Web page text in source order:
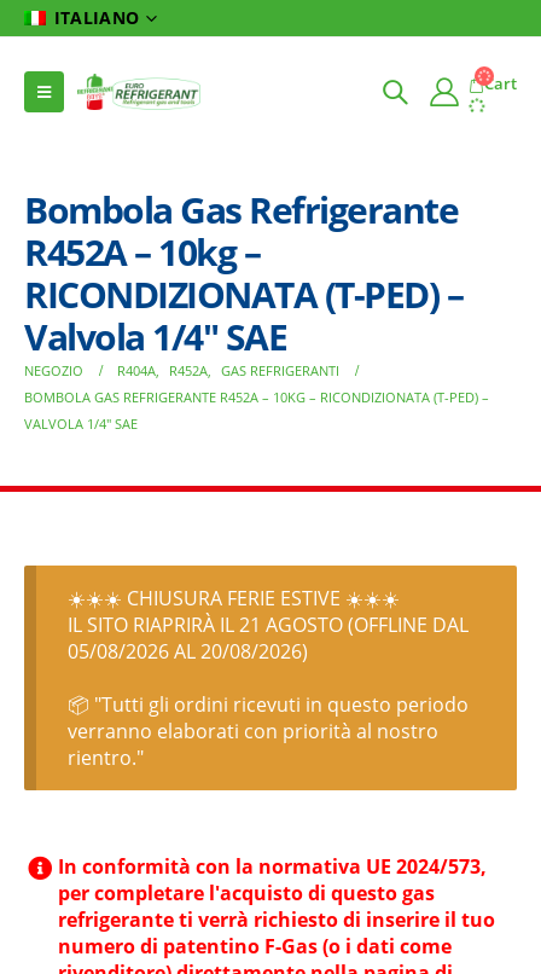
ITALIANO
Cart
Bombola Gas Refrigerante
R452A – 10kg –
RICONDIZIONATA (T-PED) –
Valvola 1/4″ SAE
NEGOZIO R404A, R452A, GAS REFRIGERANTI
BOMBOLA GAS REFRIGERANTE R452A – 10KG – RICONDIZIONATA (T-PED) –
VALVOLA 1/4″ SAE
☀️☀️☀️ CHIUSURA FERIE ESTIVE ☀️☀️☀️
IL SITO RIAPRIRÀ IL 21 AGOSTO (OFFLINE DAL
05/08/2026 AL 20/08/2026)
📦 "Tutti gli ordini ricevuti in questo periodo
verranno elaborati con priorità al nostro
rientro."
In conformità con la normativa UE 2024/573,
per completare l'acquisto di questo gas
refrigerante ti verrà richiesto di inserire il tuo
numero di patentino F-Gas (o i dati come